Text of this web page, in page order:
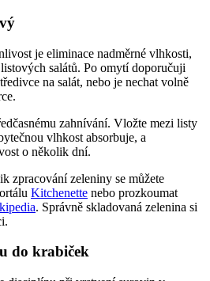
je eliminace nadměrné vlhkosti,
salátů. Po omytí doporučuji
na salát, nebo je nechat volně
zahnívání. Vložte mezi listy
vlhkost absorbuje, a
o několik dní.
zpracování zeleniny se můžete
Kitchenette nebo prozkoumat
. Správně skladovaná zelenina si
do krabiček